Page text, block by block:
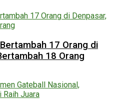
17 Orang di
18 Orang